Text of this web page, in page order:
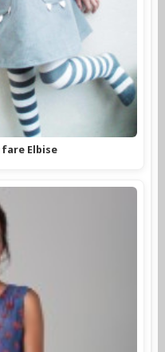
fare Elbise